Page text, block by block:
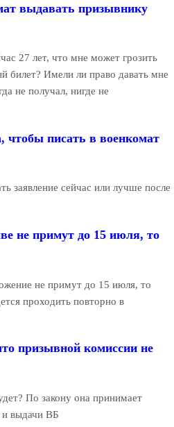
выдавать призывнику
27 лет, что мне может грозить
билет? Имели ли право давать мне
не получал, нигде не
чтобы писать в военкомат
заявление сейчас или лучше после
не примут до 15 июля, то
не примут до 15 июля, то
проходить повторно в
призывной комиссии не
По закону она принимает
и выдачи ВБ